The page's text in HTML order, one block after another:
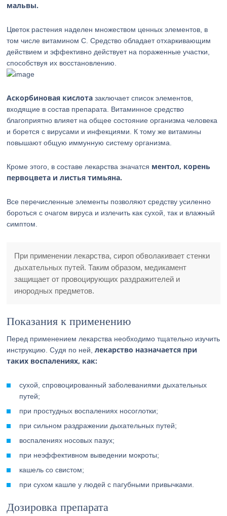
мальвы.
Цветок растения наделен множеством ценных элементов, в
том числе витамином С. Средство обладает отхаркивающим
действием и эффективно действует на пораженные участки,
способствуя их восстановлению.
Аскорбиновая кислота заключает список элементов,
входящие в состав препарата. Витаминное средство
благоприятно влияет на общее состояние организма человека
и борется с вирусами и инфекциями. К тому же витамины
повышают общую иммунную систему организма.
Кроме этого, в составе лекарства значатся ментол, корень
первоцвета и листья тимьяна.
Все перечисленные элементы позволяют средству усиленно
бороться с очагом вируса и излечить как сухой, так и влажный
симптом.
При применении лекарства, сироп обволакивает стенки
дыхательных путей. Таким образом, медикамент
защищает от провоцирующих раздражителей и
инородных предметов.
Показания к применению
Перед применением лекарства необходимо тщательно изучить
инструкцию. Судя по ней,лекарство назначается при
таких воспалениях, как:
сухой, спровоцированный заболеваниями дыхательных
путей;
при простудных воспалениях носоглотки;
при сильном раздражении дыхательных путей;
воспалениях носовых пазух;
при неэффективном выведении мокроты;
кашель со свистом;
при сухом кашле у людей с пагубными привычками.
Дозировка препарата